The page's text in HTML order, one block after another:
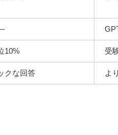
10% 受
クな回答 よ